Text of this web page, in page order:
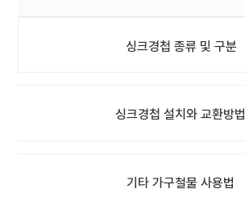
싱크경첩 종류 및 구분
싱크경첩 설치와 교환방법
기타 가구철물 사용법